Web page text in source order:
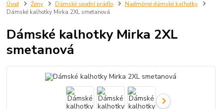
Úvod Ženy Dámské spodní prádlo
Nadměrné dámské kalhotky
Dámské kalhotky Mirka 2XL smetanová
Dámské kalhotky Mirka 2XL
smetanová